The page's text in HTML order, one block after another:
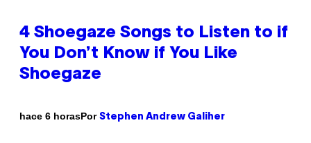
4 Shoegaze Songs to Listen to if
You Don’t Know if You Like
Shoegaze
hace 6 horasPor Stephen Andrew Galiher